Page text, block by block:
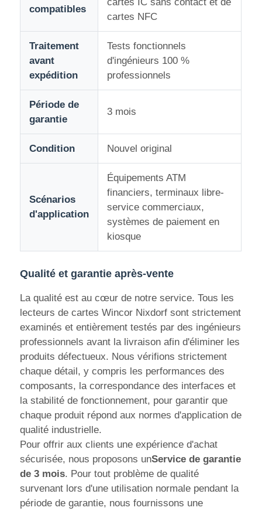
Pièces de distributeurs automatiques OKI
Parties Genmega ATM
Tri des billets de banque
compteur de facture
Imprimante de carte
Pièces de rechange ATM
Distributeur automatique de billets
Recycleur de pièces
compatibles
cartes NFC
Traitement
avant
expédition
Tests fonctionnels
d'ingénieurs 100 %
professionnels
Période de
garantie
3 mois
Condition Nouvel original
Scénarios
d'application
Équipements ATM
financiers, terminaux libre-
service commerciaux,
systèmes de paiement en
kiosque
Qualité et garantie après-vente
La qualité est au cœur de notre service. Tous les
lecteurs de cartes Wincor Nixdorf sont strictement
examinés et entièrement testés par des ingénieurs
professionnels avant la livraison afin d'éliminer les
produits défectueux. Nous vérifions strictement
chaque détail, y compris les performances des
composants, la correspondance des interfaces et
la stabilité de fonctionnement, pour garantir que
chaque produit répond aux normes d'application de
qualité industrielle.
Pour offrir aux clients une expérience d'achat
sécurisée, nous proposons unService de garantie
de 3 mois. Pour tout problème de qualité
survenant lors d'une utilisation normale pendant la
période de garantie, nous fournissons une